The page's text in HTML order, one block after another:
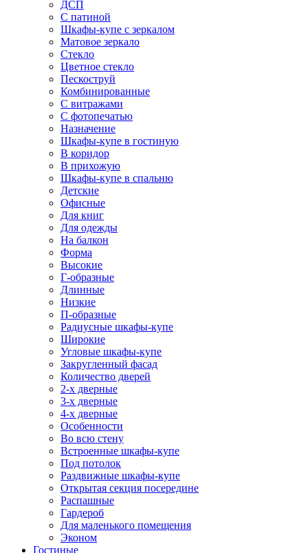
ДСП
С патиной
Шкафы-купе с зеркалом
Матовое зеркало
Стекло
Цветное стекло
Пескоструй
Комбинированные
С витражами
С фотопечатью
Назначение
Шкафы-купе в гостиную
В коридор
В прихожую
Шкафы-купе в спальню
Детские
Офисные
Для книг
Для одежды
На балкон
Форма
Высокие
Г-образные
Длинные
Низкие
П-образные
Радиусные шкафы-купе
Широкие
Угловые шкафы-купе
Закругленный фасад
Количество дверей
2-х дверные
3-х дверные
4-х дверные
Особенности
Во всю стену
Встроенные шкафы-купе
Под потолок
Раздвижные шкафы-купе
Открытая секция посередине
Распашные
Гардероб
Для маленького помещения
Эконом
Гостиные